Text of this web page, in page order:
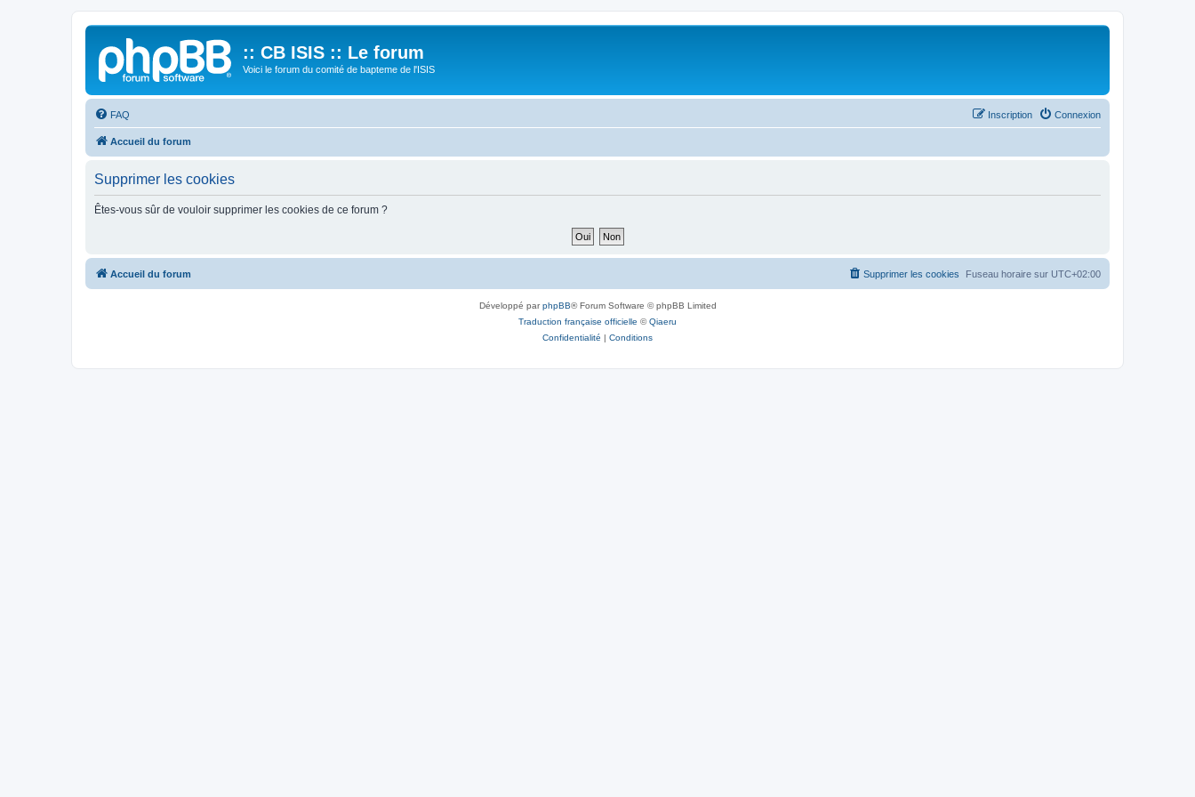
:: CB ISIS :: Le forum
Voici le forum du comité de bapteme de l'ISIS
FAQ Connexion
Inscription
Accueil du forum
Supprimer les cookies
Êtes-vous sûr de vouloir supprimer les cookies de ce forum ?
Accueil du forum Fuseau horaire sur UTC+02:00
Supprimer les cookies
Développé parphpBB® Forum Software © phpBB Limited
Traduction française officielle ©Qiaeru
Confidentialité | Conditions